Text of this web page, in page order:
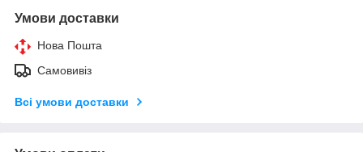
Умови доставки
Нова Пошта
Самовивіз
Всі умови доставки